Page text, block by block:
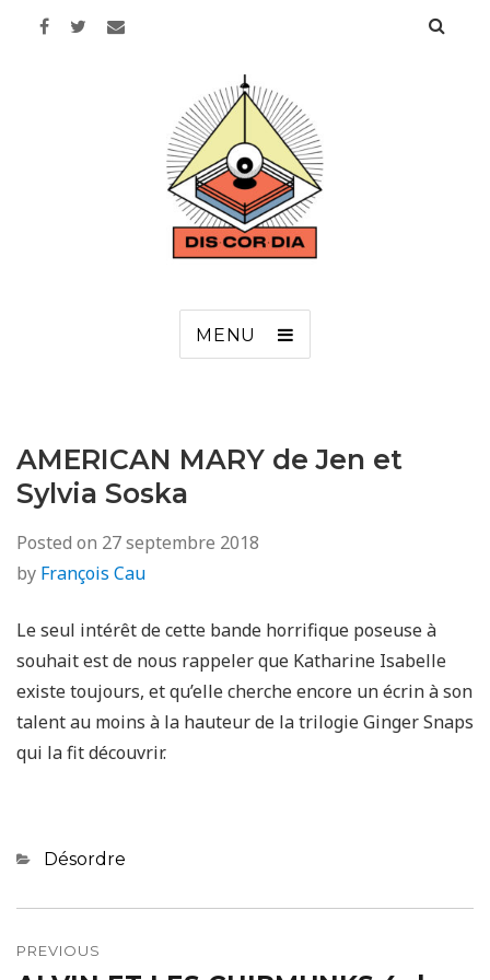
MENU
AMERICAN MARY de Jen et
Sylvia Soska
Posted on 27 septembre 2018
by François Cau
Le seul intérêt de cette bande horrifique poseuse à
souhait est de nous rappeler que Katharine Isabelle
existe toujours, et qu’elle cherche encore un écrin à son
talent au moins à la hauteur de la trilogie Ginger Snaps
qui la fit découvrir.
Categories
Désordre
de
PREVIOUS